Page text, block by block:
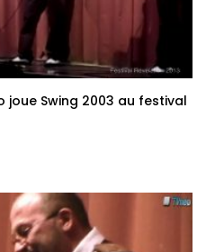
joue Swing 2003 au festival